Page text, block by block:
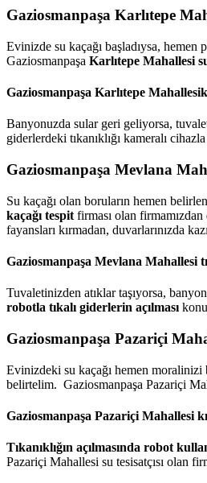
Gaziosmanpaşa Karlıtepe
Evinizde su kaçağı başladıysa, hemen
Gaziosmanpaşa Karlıtepe Mahallesi
Gaziosmanpaşa Karlıtepe
Banyonuzda sular geri geliyorsa,
giderlerdeki tıkanıklığı kameralı
Gaziosmanpaşa Mevlana
Su kaçağı olan boruların hemen
kaçağı tespit firması olan
fayansları kırmadan, duvarlarınızda
Gaziosmanpaşa Mevlana Mahallesi
Tuvaletinizden atıklar taşıyorsa,
robotla tıkalı giderlerin açılması
Gaziosmanpaşa Pazariçi
Evinizdeki su kaçağı hemen moralinizi
belirtelim. Gaziosmanpaşa Pazariçi
Gaziosmanpaşa Pazariçi Mahallesi
Tıkanıklığın açılmasında robot
Pazariçi Mahallesi su tesisatçısı olan